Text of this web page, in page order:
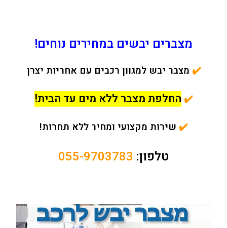
מצברים יבשים במחירים נוחים!
✔️ מצבר יבש למגוון רכבים עם אחריות יצרן
✔️ החלפת מצבר ללא מים עד הבית!
✔️ שירות מקצועי ומחיר ללא תחרות!
טלפון: 055-9703783